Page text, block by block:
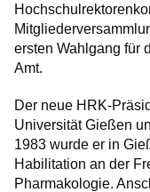
ersten Wahlgang für
Amt.
Der neue HRK-
Universität Gießen
1983 wurde er in
Habilitation an der
Pharmakologie.